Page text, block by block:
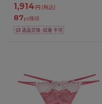
1,914円 (税込)
87pt獲得